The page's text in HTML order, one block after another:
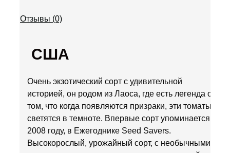
Отзывы (0)
США
Очень экзотический сорт с удивительной
историей, он родом из Лаоса, где есть легенда о
том, что когда появляются призраки, эти томаты
светятся в темноте. Впервые сорт упоминается в
2008 году, в Ежегоднике Seed Savers.
Высокорослый, урожайный сорт, с необычными,